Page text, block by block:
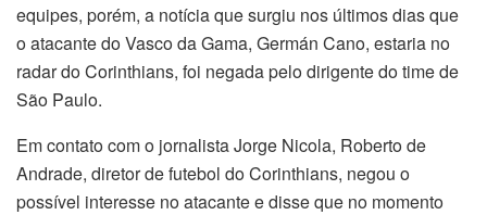
equipes, porém, a notícia que surgiu nos últimos dias que
o atacante do Vasco da Gama, Germán Cano, estaria no
radar do Corinthians, foi negada pelo dirigente do time de
São Paulo.
Em contato com o jornalista Jorge Nicola, Roberto de
Andrade, diretor de futebol do Corinthians, negou o
possível interesse no atacante e disse que no momento